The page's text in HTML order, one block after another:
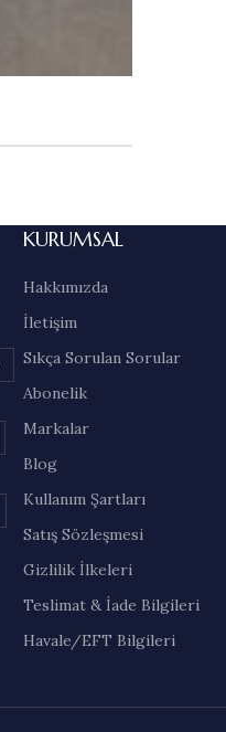
KURUMSAL
Hakkımızda
İletişim
Sıkça Sorulan Sorular
Abonelik
Markalar
Blog
Kullanım Şartları
Satış Sözleşmesi
Gizlilik İlkeleri
Teslimat & İade Bilgileri
Havale/EFT Bilgileri